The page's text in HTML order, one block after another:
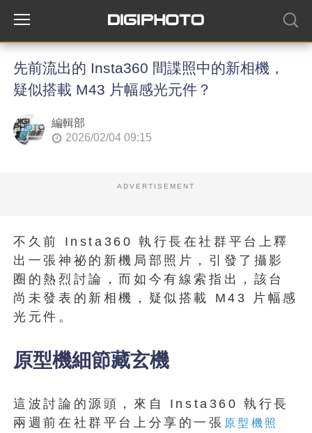
先前流出的 Insta360 間諜照中的新相機，
疑似搭載 M43 片幅感光元件？
編輯部
2026/02/04 09:15
ADVERTISEMENT
不久前 Insta360 執行長在社群平台上釋
出一張神祕的新機局部照片，引發了攝影
圈的熱烈討論，而如今有線索指出，該台
尚未發表的新相機，疑似搭載 M43 片幅感
光元件。
原型機細節藏玄機
這波討論的源頭，來自 Insta360 執行長
兩週前在社群平台上分享的一張 原型機照